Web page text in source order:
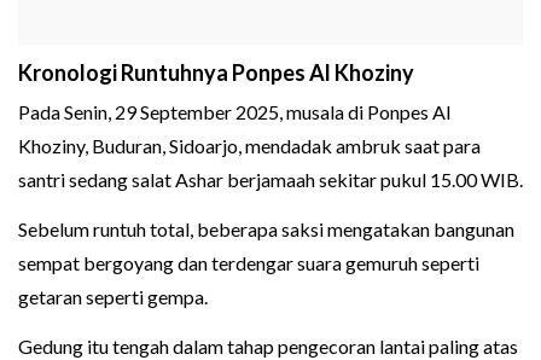
Kronologi Runtuhnya Ponpes Al Khoziny
Pada Senin, 29 September 2025, musala di Ponpes Al
Khoziny, Buduran, Sidoarjo, mendadak ambruk saat para
santri sedang salat Ashar berjamaah sekitar pukul 15.00 WIB.
Sebelum runtuh total, beberapa saksi mengatakan bangunan
sempat bergoyang dan terdengar suara gemuruh seperti
getaran seperti gempa.
Gedung itu tengah dalam tahap pengecoran lantai paling atas